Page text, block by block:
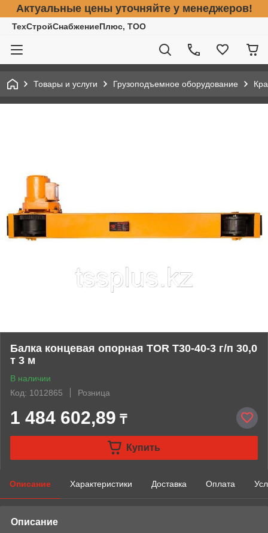
Актуальные цены уточняйте у менеджеров!
ТехСтройСнабжениеПлюс, ТОО
Товары и услуги Грузоподъемное оборудование
Балка концевая опорная TOR T30-40-3 г/п 30,0
т 3 м
В наличии
Код: 1012865
Розница
1 484 602,89 ₸
Купить
Описание Характеристики Доставка Оплата
Описание